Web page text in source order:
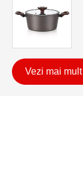
Vezi mai mult